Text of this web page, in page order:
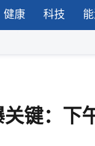
健康 科技
键：下